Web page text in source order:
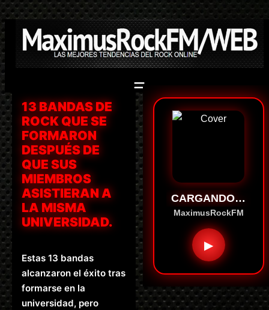
Saltar
al
contenido
13 BANDAS DE
ROCK QUE SE
FORMARON
DESPUÉS DE
QUE SUS
MIEMBROS
ASISTIERAN A
LA MISMA
UNIVERSIDAD.
Estas 13 bandas
alcanzaron el éxito tras
formarse en la
universidad, pero
CARGANDO…
MaximusRockFM
▶